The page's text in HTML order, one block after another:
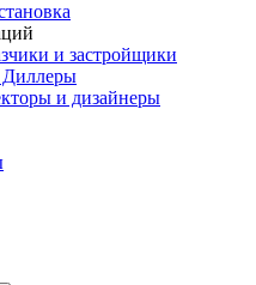
и застройщики
и дизайнеры